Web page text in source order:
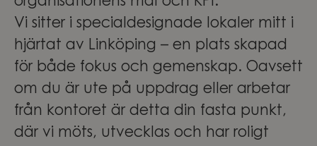
Vi sitter i specialdesignade lokaler mitt i
hjärtat av Linköping – en plats skapad
för både fokus och gemenskap. Oavsett
om du är ute på uppdrag eller arbetar
från kontoret är detta din fasta punkt,
där vi möts, utvecklas och har roligt